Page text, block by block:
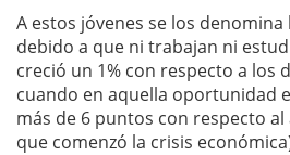
A estos jóvenes se los denomina
debido a que ni trabajan ni
creció un 1% con respecto a los
cuando en aquella oportunidad
más de 6 puntos con respecto al
que comenzó la crisis